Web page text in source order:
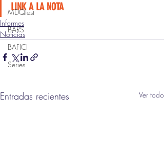
MDQfest
BARS
BAFICI
Series
LINK A LA NOTA
Informes
Noticias
Entradas recientes Ver todo